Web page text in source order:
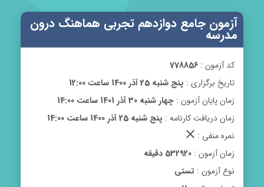
آزمون جامع دوازدهم تجربی هماهنگ درون
مدرسه
کد آزمون : 778856
تاریخ برگزاری : پنج شنبه 25 آذر 1400 ساعت 12:00
زمان پایان آزمون : چهار شنبه 30 آذر 1401 ساعت 14:00
زمان دریافت کارنامه : پنج شنبه 25 آذر 1400 ساعت 14:00
نمره منفی : clear
زمان آزمون : 532920 دقیقه
نوع آزمون : تستی